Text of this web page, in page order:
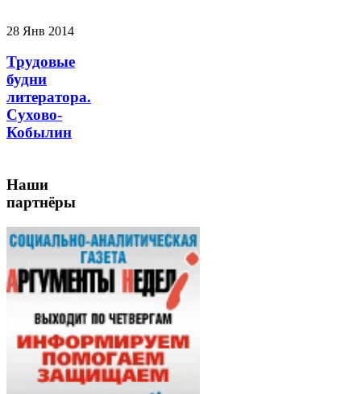
28 Янв 2014
Трудовые
будни
литератора.
Сухово-
Кобылин
Наши
партнёры